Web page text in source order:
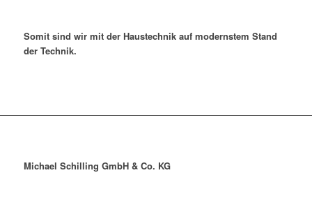
Somit sind wir mit der Haustechnik auf modernstem Stand
der Technik.
Michael Schilling GmbH & Co. KG